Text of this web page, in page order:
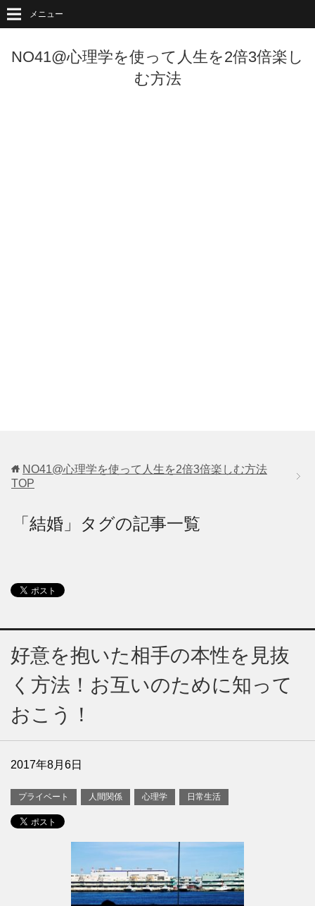
NO41@心理学を使って人生を2倍3倍楽し
む方法
メニュー
NO41@心理学を使って人生を2倍3倍楽しむ方法
TOP
「結婚」タグの記事一覧
好意を抱いた相手の本性を見抜
く方法！お互いのために知って
おこう！
2017年8月6日
プライベート 人間関係 心理学 日常生活